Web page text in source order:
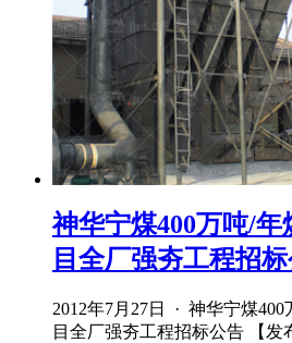
神华宁煤400万吨/
目全厂强夯工程招
2012年7月27日 · 神华宁煤
目全厂强夯工程招标公告 【发